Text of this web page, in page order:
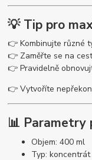
💡 Tip pro
👉 Kombinujte různé
👉 Zaměřte se na
👉 Pravidelně
👉 Vytvoříte
📊 Parametry
Objem: 400 ml
Typ: koncentrát